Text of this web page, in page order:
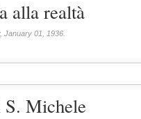
alla realtà
January 01, 1936.
Michele